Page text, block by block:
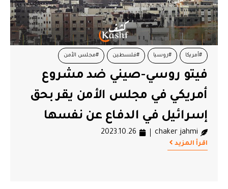
#أمريكا #روسيا #فلسطين #مجلس الأمن
فيتو روسي-صيني ضد مشروع
أمريكي في مجلس الأمن يقر بحق
إسرائيل في الدفاع عن نفسها
chaker jahmi
2023.10.26
اقرأ المزيد